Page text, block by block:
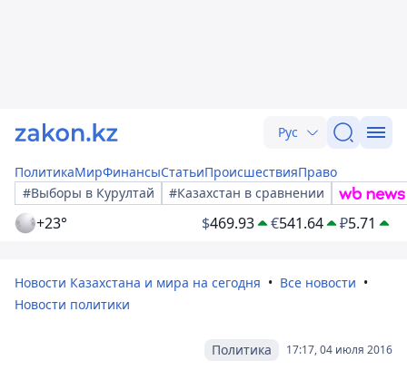
Рус
ПолитикаМирФинансыСтатьиПроисшествияПраво
#Выборы в Курултай
#Казахстан в сравнении
+23° $469.93 €541.64 ₽5.71
Новости Казахстана и мира на сегодня
Все новости
Новости политики
17:17, 04 июля 2016
Политика